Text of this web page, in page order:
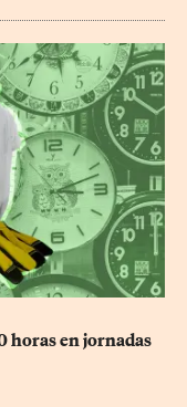
horas en jornadas